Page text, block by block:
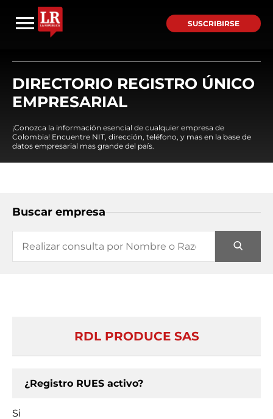
SUSCRIBIRSE
DIRECTORIO REGISTRO ÚNICO
EMPRESARIAL
¡Conozca la información esencial de cualquier empresa de
Colombia! Encuentre NIT, dirección, teléfono, y mas en la base de
datos empresarial mas grande del país.
Buscar empresa
RDL PRODUCE SAS
¿Registro RUES activo?
Si